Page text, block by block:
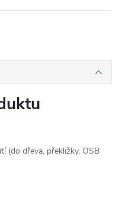
(do dřeva, překližky, OSB